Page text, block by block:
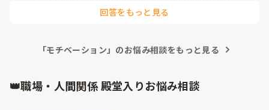
完璧を目指すより「時間内でできるベスト」を意識する感じで
だと思います。
なので、登録者にはそれはそれは親切な対応、物言いですね…
難しいとも言えますね…
ですが、なぜハローワークではダメなのでしょう？　求人誌も
あるのですけども、紹介会社優先のご意見を聞いてみたくて、
回答をもっと見る
「モチベーション」のお悩み相談をもっと見る
👑職場・人間関係 殿堂入りお悩み相談